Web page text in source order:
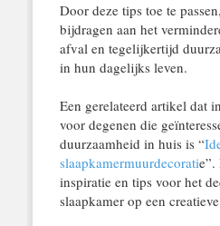
Door deze tips toe te
bijdragen aan het
afval en tegelijkertijd
in hun dagelijks leven.
Een gerelateerd artikel dat
voor degenen die
duurzaamheid in huis is “
slaapkamermuurdecorati
inspiratie en tips voor het
slaapkamer op een